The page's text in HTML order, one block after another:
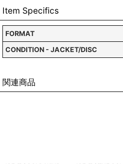
Item Specifics
FORMAT
CONDITION - JACKET/DISC
関連商品